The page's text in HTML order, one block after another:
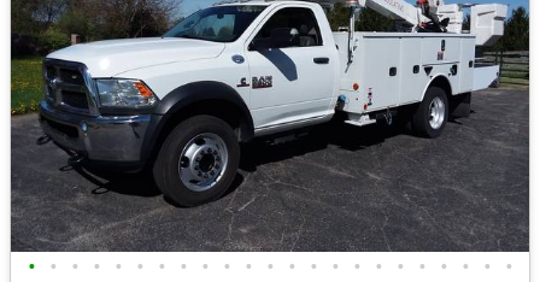
• • • • • • • • • • • • • • • • • • • • • • •